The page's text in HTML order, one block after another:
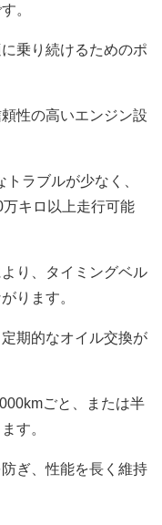
。
乗り続けるためのポ
性の高いエンジン設
ラブルが少なく、
キロ以上走行可能
り、タイミングベル
ります。
期的なオイル交換が
ごと、または半
す。
ぎ、性能を長く維持